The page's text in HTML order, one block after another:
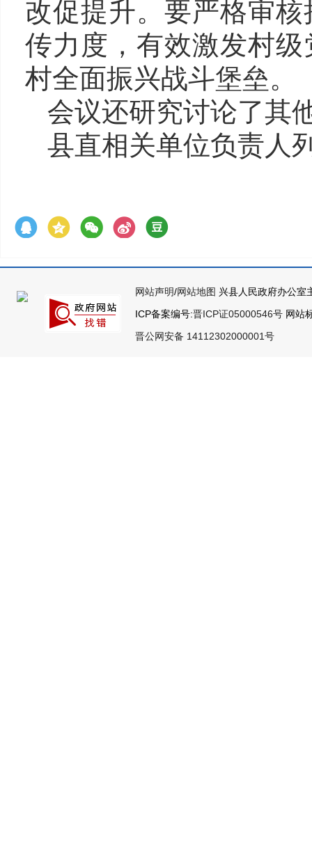
改促提升。要严格审
传力度，有效激发村
村全面振兴战斗堡垒。
会议还研究讨论了其
县直相关单位负责人
网站声明/网站地图 兴县人民政府办公室
ICP备案编号:晋ICP证05000546号 网站
晋公网安备 14112302000001号